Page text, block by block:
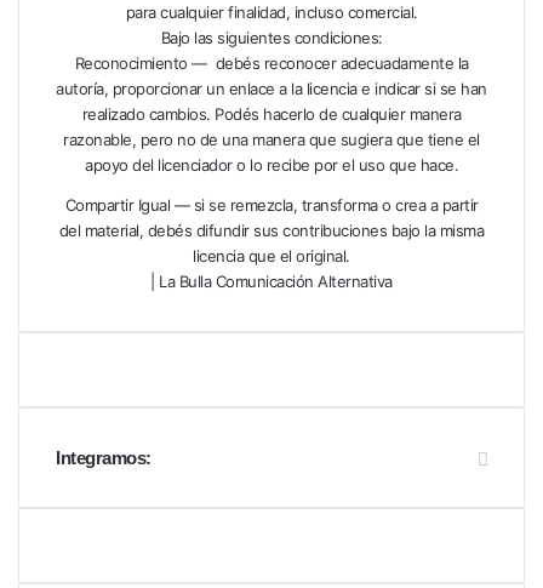
para cualquier finalidad, incluso comercial.
Bajo las siguientes condiciones:
Reconocimiento — debés reconocer adecuadamente la
autoría, proporcionar un enlace a la licencia e indicar si se han
realizado cambios. Podés hacerlo de cualquier manera
razonable, pero no de una manera que sugiera que tiene el
apoyo del licenciador o lo recibe por el uso que hace.
Compartir Igual — si se remezcla, transforma o crea a partir
del material, debés difundir sus contribuciones bajo la misma
licencia que el original.
| La Bulla Comunicación Alternativa
Integramos: